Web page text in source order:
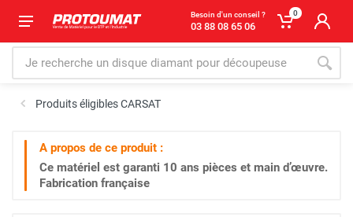
Besoin d'un conseil ?
03 88 08 65 06
0
Produits éligibles CARSAT
A propos de ce produit :
Ce matériel est garanti 10 ans pièces et main d’œuvre.
Fabrication française